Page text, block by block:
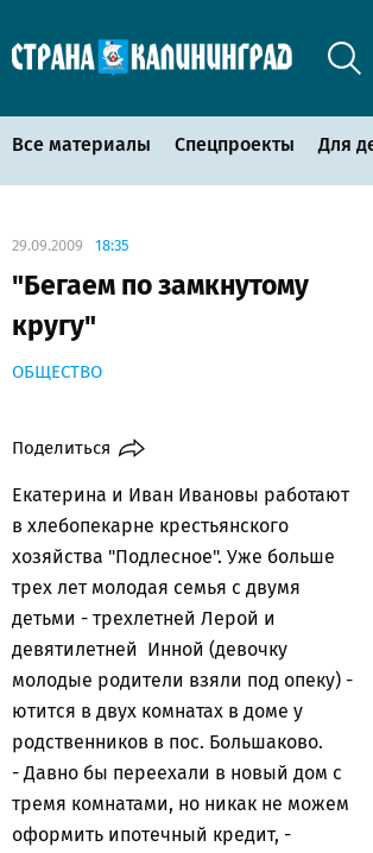
Все материалы Спецпроекты Для
29.09.2009 18:35
"Бегаем по замкнутому
кругу"
ОБЩЕСТВО
Поделиться
Екатерина и Иван Ивановы работают
в хлебопекарне крестьянского
хозяйства "Подлесное". Уже больше
трех лет молодая семья с двумя
детьми - трехлетней Лерой и
девятилетней Инной (девочку
молодые родители взяли под опеку) -
ютится в двух комнатах в доме у
родственников в пос. Большаково.
- Давно бы переехали в новый дом с
тремя комнатами, но никак не можем
оформить ипотечный кредит, -